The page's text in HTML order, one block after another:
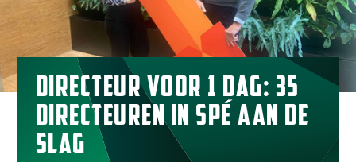
DIRECTEUR VOOR 1 DAG: 35
DIRECTEUREN IN SPÉ AAN DE
SLAG